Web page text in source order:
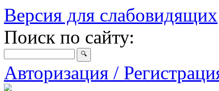
Версия для слабовидящих
Поиск по сайту:
Авторизация /